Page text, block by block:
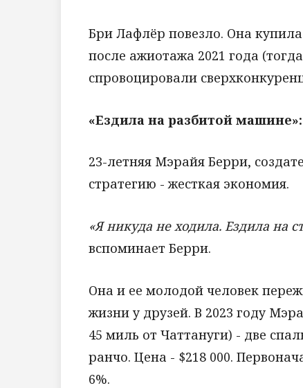
Бри Лафлёр повезло. Она
после ажиотажа 2021 года
спровоцировали
«Ездила на разбитой
23-летняя Мэрайя Берри,
стратегию - жесткая экономия.
«Я никуда не ходила. Ездила на
вспоминает Берри.
Она и ее молодой человек
жизни у друзей. В 2023 году
45 миль от Чаттануги) - две
ранчо. Цена - $218 000.
6%.